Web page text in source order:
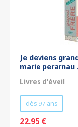
Je deviens
marie perarnau
Livres d'éveil
dès 97 ans
22.95 €